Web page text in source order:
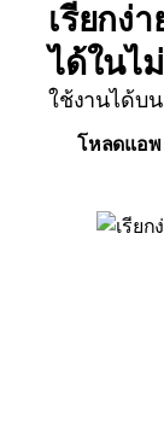
เรียกง่
ได้ในไ
ใช้งานได้บ
โหลดแอพ